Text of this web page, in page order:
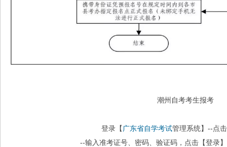
潮州自考考生报考
登录【 广东省自学考试管理系统】--点
--输入准考证号、密码、验证码，点击【登录